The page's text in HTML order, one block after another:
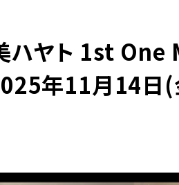
ハヤト 1st
年11月14日